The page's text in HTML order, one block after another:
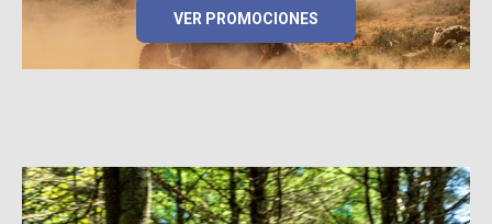
VER PROMOCIONES